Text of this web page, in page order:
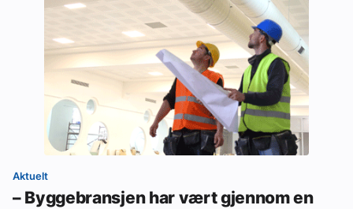
Aktuelt
– Byggebransjen har vært gjennom en